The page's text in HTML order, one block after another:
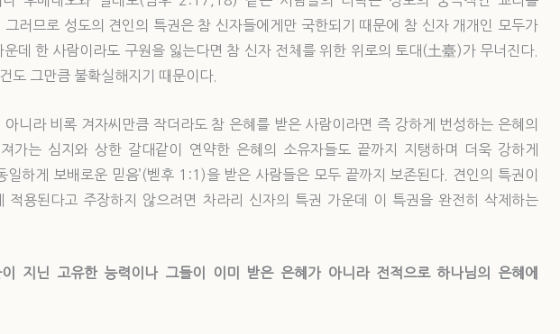
러므로 성도의 견인의 특권은 참 신자들에게만 국한되기 때문에 참 신자 개개인 모두가
데 한 사람이라도 구원을 잃는다면 참 신자 전체를 위한 위로의 토대(土臺)가 무너진다.
도 그만큼 불확실해지기 때문이다.
니라 비록 겨자씨만큼 작더라도 참 은혜를 받은 사람이라면 즉 강하게 번성하는 은혜의
가는 심지와 상한 갈대같이 연약한 은혜의 소유자들도 끝까지 지탱하며 더욱 강하게
일하게 보배로운 믿음’(벧후 1:1)을 받은 사람들은 모두 끝까지 보존된다. 견인의 특권이
적용된다고 주장하지 않으려면 차라리 신자의 특권 가운데 이 특권을 완전히 삭제하는
지닌 고유한 능력이나 그들이 이미 받은 은혜가 아니라 전적으로 하나님의 은혜에